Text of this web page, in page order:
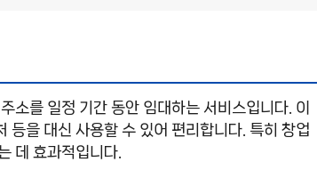
소를 일정 기간 동안 임대하는 서비스입니다. 이
등을 대신 사용할 수 있어 편리합니다. 특히 창업
데 효과적입니다.